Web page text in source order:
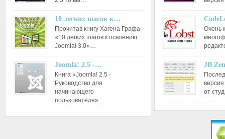
10 легких шагов к…
Прочитав книгу Хагена Графа
«10 легких шагов к освоению
Joomla! 3.0»…
Joomla! 2.5 -…
Книга «Joomla! 2.5 -
Руководство для
начинающего
пользователя»…
Очень
JB
от